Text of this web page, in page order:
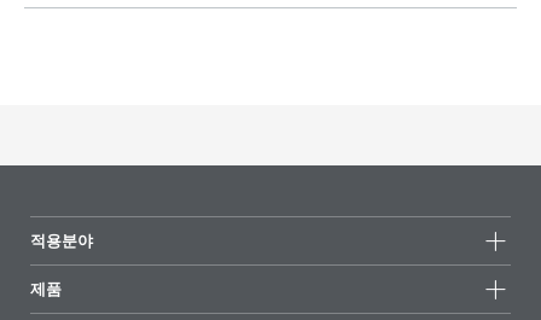
제품
570
PDF 다운로드
적용분야
제품